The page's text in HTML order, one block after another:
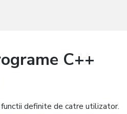
C++
definite de catre utilizator.